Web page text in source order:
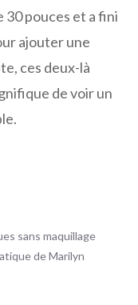
30 pouces et a fini
ajouter une
ces deux-là
de voir un
sans maquillage
de Marilyn